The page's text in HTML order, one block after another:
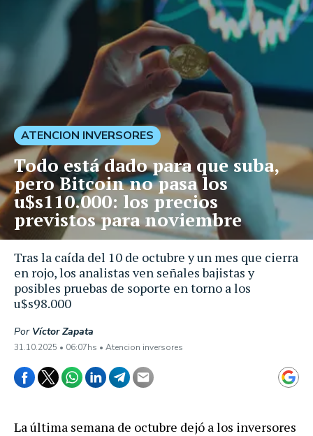
Tras la caída del 10 de octubre y un mes que cierra
en rojo, los analistas ven señales bajistas y
posibles pruebas de soporte en torno a los
u$s98.000
Por Víctor Zapata
31.10.2025 • 06:07hs • Atencion inversores
ATENCION INVERSORES
Todo está dado para que suba,
pero Bitcoin no pasa los
u$s110.000: los precios
previstos para noviembre
La última semana de octubre dejó a los inversores